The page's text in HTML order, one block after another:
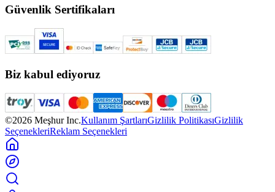
Güvenlik Sertifikaları
Biz kabul ediyoruz
©2026 Meşhur Inc.Kullanım ŞartlarıGizlilik PolitikasıGizlilik
SeçenekleriReklam Seçenekleri